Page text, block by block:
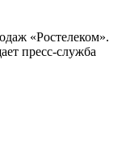
«Ростелеком».
пресс-служба